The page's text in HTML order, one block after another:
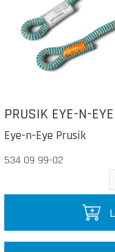
PRUSIK EYE-N-
Eye-n-Eye Prusik
534 09 99-02